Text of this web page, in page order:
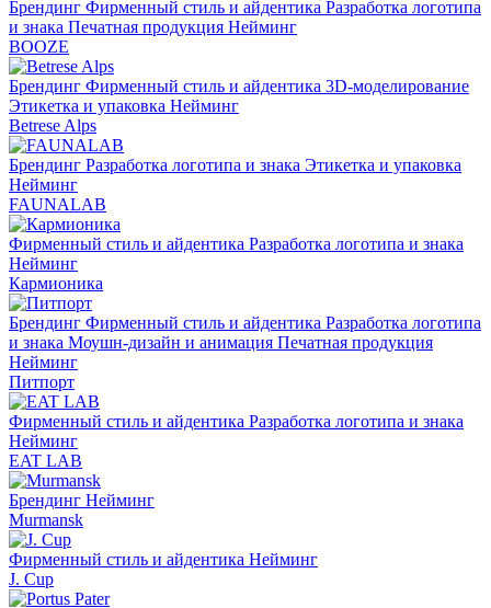
Брендинг Фирменный стиль и айдентика Разработка логотипа
и знака Печатная продукция Нейминг
BOOZE
Брендинг Фирменный стиль и айдентика 3D-моделирование
Этикетка и упаковка Нейминг
Betrese Alps
Брендинг Разработка логотипа и знака Этикетка и упаковка
Нейминг
FAUNALAB
Фирменный стиль и айдентика Разработка логотипа и знака
Нейминг
Кармионика
Брендинг Фирменный стиль и айдентика Разработка логотипа
и знака Моушн-дизайн и анимация Печатная продукция
Нейминг
Питпорт
Фирменный стиль и айдентика Разработка логотипа и знака
Нейминг
EAT LAB
Брендинг Нейминг
Murmansk
Фирменный стиль и айдентика Нейминг
J. Cup